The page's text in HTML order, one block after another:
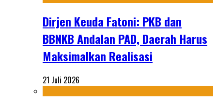
Dirjen Keuda Fatoni: PKB dan
BBNKB Andalan PAD, Daerah Harus
Maksimalkan Realisasi
21 Juli 2026